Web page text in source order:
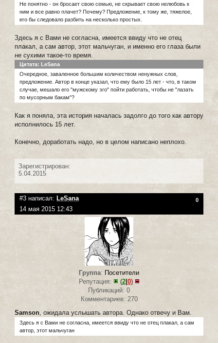
Не понятно - он бросает свою семью, не скрывает свою нелюбовь к
ним и все равно плачет? Почему? Предложение, к тому же, тяжелое,
его бы следовало разбить на несколько простых.
Здесь я с Вами не согласна, имеется ввиду что не отец
плакал, а сам автор, этот мальчуган, и именно его глаза были
не сухими такое-то время.
Цитата: LeSana
Очередное, заваленное большим количеством ненужных слов,
предложение. Автор в конце указал, что ему было 15 лет - что, в таком
случае, мешало его "мужскому эго" пойти работать, чтобы не "лазать
по мусорным бакам"?
Как я поняла, эта история началась задолго до того как автору
исполнилось 15 лет.
Конечно, доработать надо, но в целом написано неплохо.
Зарегистрирован:
5.04.2015
#3 написал: LeSana 0
14 мая 2015 12:43
Группа: Посетители
Репутация:
(2|0)
Публикаций: 0
Комментариев: 270
Samson , ожидала услышать автора. Однако отвечу и Вам.
Здесь я с Вами не согласна, имеется ввиду что не отец плакал, а сам
автор, этот мальчуган